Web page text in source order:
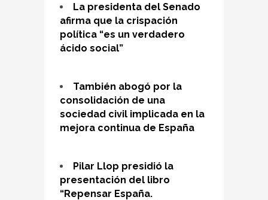
La presidenta del Senado
afirma que la crispación
política “es un verdadero
ácido social”
También abogó por la
consolidación de una
sociedad civil implicada en la
mejora continua de España
Pilar Llop presidió la
presentación del libro
“Repensar España.